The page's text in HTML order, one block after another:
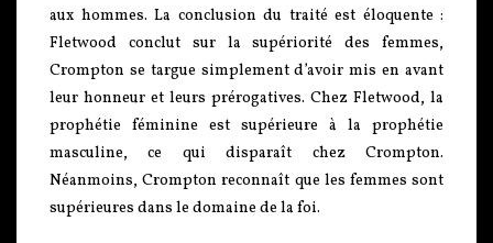
aux hommes. La conclusion du traité est éloquente :
Fletwood conclut sur la supériorité des femmes,
Crompton se targue simplement d’avoir mis en avant
leur honneur et leurs prérogatives. Chez Fletwood, la
prophétie féminine est supérieure à la prophétie
masculine, ce qui disparaît chez Crompton.
Néanmoins, Crompton reconnaît que les femmes sont
supérieures dans le domaine de la foi.